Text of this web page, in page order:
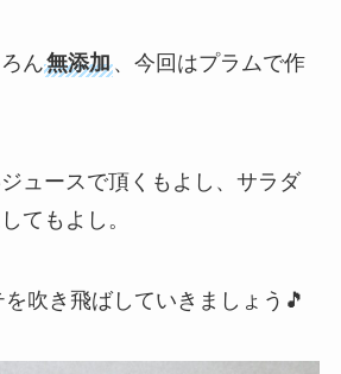
ん無添加、今回はプラムで作
ュースで頂くもよし、サラダ
てもよし。
吹き飛ばしていきましょう🎵